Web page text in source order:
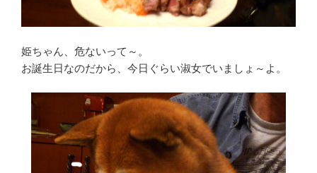
姫ちゃん、危ないって～。
お誕生日なのだから、今日ぐらい淑女でいましょ～よ。